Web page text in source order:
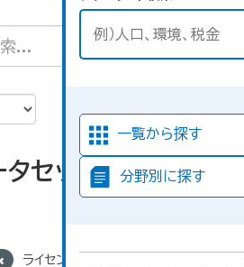
一覧から探す
分野別に探す
セットが見つか
ライセンス: